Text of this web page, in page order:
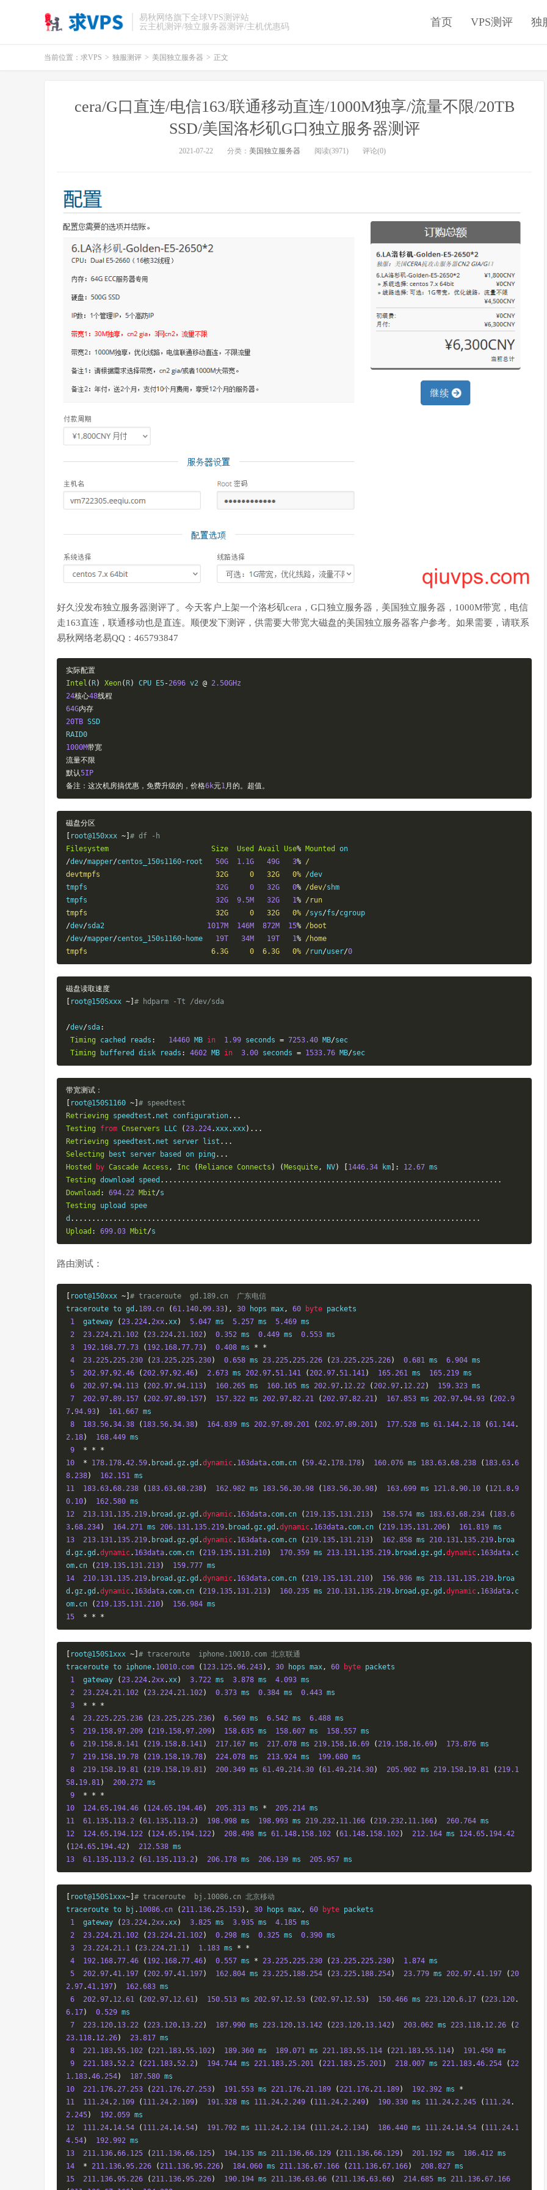
易秋网络旗下全球VPS测评站
云主机测评/独立服务器测评/主机优惠码
首页 VPS测评 独
当前位置： 求VPS > 独服测评 > 美国独立服务器 > 正文
cera/G口直连/电信163/联通移动直连/1000M独享/流量不限/20TB
SSD/美国洛杉矶G口独立服务器测评
2021-07-22 分类： 美国独立服务器 阅读(3971) 评论(0)
好久没发布独立服务器测评了。今天客户上架一个洛杉矶cera，G口独立服务器，美国独立服务器，1000M带宽，电信
走163直连，联通移动也是直连。顺便发下测评，供需要大带宽大磁盘的美国独立服务器客户参考。如果需要，请联系
易秋网络老易QQ：465793847
实际配置
Intel ( R) Xeon( R) CPU E5-2696 v2 @ 2.50GHz
24核心48线程
64G内存
20TB SSD
1000M带宽
流量不限
默认5IP
备注：这次机房搞优惠，免费升级的，价格6k元1月的。超值。
磁盘分区
root@150xxx ~] # df -h
Filesystem
Size Used Avail Use% Mounted
/dev/mapper/centos_150s1160- root 50G 1.1G 49G 3% /
devtmpfs                           32G     0   32G   0% /dev
tmpfs 32G 0 32G 0% /dev/shm
tmpfs 32G 9.5M 32G 1% /run
tmpfs                              32G     0   32G   0% /sys/fs/
/dev/sda2 1017M 146M 872M 15% /boot
/dev/mapper/centos_150s1160- home 19T 34M 19T 1% /home
tmpfs                             6.3G     0  6.3G   0% / run/user/0
磁盘读取速度
root@150Sxxx ~] # hdparm -Tt /dev/sda
/dev/sda:
Timing cached reads : 14460 MB in 1.99 seconds = 7253.40 MB/sec
Timing buffered disk reads : 4602 MB in 3.00 seconds = 1533.76 MB/sec
带宽测试：
root@150S1160 ~] # speedtest
Retrieving speedtest . net configuration...
Testing
from Cnservers LLC (23.224.xxx.xxx)...
Retrieving speedtest . net server list ...
Selecting best server based on ping ...
Hosted
by Cascade Access , Inc ( Reliance Connects ) ( Mesquite, NV) 1446.34 km ]: 12.67
Testing download speed ................................................................................
Download : 694.22 Mbit/
Testing upload spee
d ................................................................................................
Upload : 699.03 Mbit/s
路由测试：
root@150xxx ~] # traceroute  gd.189.cn  广东电信
traceroute to gd . 189.cn (61.140.99.33), 30 hops max, 60 byte packets
1
  gateway
(23.224.2xx.xx) 5.047 ms 5.257 ms 5.469 ms
2
23.224.21.102 (23.224.21.102) 0.352 ms 0.449 ms 0.553 ms
3
192.168.77.73 ( 192.168.77.73) 0.408 ms *
*
4
23.225.225.230 (23.225.225.230) 0.658 ms 23.225.225.226 (23.225.225.226) 0.681 ms 6.904 ms
5
202.97.92.46 (202.97.92.46) 2.673 ms 202.97.51.141 (202.97.51.141) 165.261 ms 165.219 ms
6
202.97.94.113 (202.97.94.113) 160.265 ms 160.165 ms 202.97. 12.22 (202.97. 12.22) 159.323 ms
7
202.97.89.157 (202.97.89.157) 157.322 ms 202.97.82.21 (202.97.82.21) 167.853 ms 202.97.94.93 (202.9
7.94.93) 161.667 ms
8
183.56.34.38 ( 183.56.34.38) 164.839 ms 202.97.89.201 (202.97.89.201) 177.528 ms 61.144.2.18 (61.144.
2.18) 168.449 ms
9
* *
*
10
* 178.178.42.59. broad .gz .gd .dynamic. 163data. com. cn (59.42. 178.178) 160.076 ms 183.63.68.238 ( 183.63.6
8.238) 162.151
11
183.63.68.238 ( 183.63.68.238) 162.982 ms 183.56.30.98 ( 183.56.30.98) 163.699 ms 121.8.90.10 ( 121.8.9
0.10) 162.580
12
213.131. 135.219. broad .gz .gd .dynamic. 163data. com. cn (219.135. 131.213) 158.574 ms 183.63.68.234 ( 183.6
3.68.234) 164.271 ms 206.131. 135.219. broad .gz .gd .dynamic. 163data. com. cn (219.135. 131.206) 161.819
13
213.131. 135.219. broad .gz .gd .dynamic. 163data. com. cn (219.135. 131.213) 162.858 ms 210.131. 135.219. broa
d .gz .gd .dynamic. 163data. com. cn (219.135. 131.210) 170.359 ms 213.131. 135.219. broad .gz .gd .dynamic. 163data. c
om. cn (219.135. 131.213) 159.777
14
210.131. 135.219. broad .gz .gd .dynamic. 163data. com. cn (219.135. 131.210) 156.936 ms 213.131. 135.219. broa
d .gz .gd .dynamic. 163data. com. cn (219.135. 131.213) 160.235 ms 210.131. 135.219. broad .gz .gd .dynamic. 163data. c
om. cn (219.135. 131.210) 156.984
15
* * *
root@150S1xxx ~] # traceroute  iphone.10010.com 北京联通
traceroute to iphone. 10010.com ( 123.125.96.243), 30 hops max, 60 byte packets
1
  gateway
(23.224.2xx.xx) 3.722 ms 3.878 ms 4.093 ms
2
23.224.21.102 (23.224.21.102) 0.373 ms 0.384 ms 0.443 ms
3
* *
*
4
23.225.225.236 (23.225.225.236) 6.569 ms 6.542 ms 6.488 ms
5
219.158.97.209 (219.158.97.209) 158.635 ms 158.607 ms 158.557 ms
6
219.158.8.141 (219.158.8.141) 217.167 ms 217.078 ms 219.158. 16.69 (219.158. 16.69) 173.876 ms
7
219.158. 19.78 (219.158. 19.78) 224.078 ms 213.924 ms 199.680 ms
8
219.158. 19.81 (219.158. 19.81) 200.349 ms 61.49.214.30 (61.49.214.30) 205.902 ms 219.158. 19.81 (219.1
58. 19.81) 200.272 ms
9
* *
*
10
124.65. 194.46 ( 124.65. 194.46) 205.313 ms * 205.214
11
61.135. 113.2 (61.135. 113.2) 198.998 ms 198.993 ms 219.232. 11.166 (219.232. 11.166) 260.764
12
124.65. 194.122 ( 124.65. 194.122) 208.498 ms 61.148. 158.102 (61.148. 158.102) 212.164 ms 124.65. 194.42
( 124.65. 194.42) 212.538
13
61.135. 113.2 (61.135. 113.2) 206.178 ms 206.139 ms 205.957 ms
root@150S1xxx~] # traceroute  bj.10086.cn 北京移动
traceroute to bj . 10086.cn (211.136.25.153), 30 hops max, 60 byte packets
1
  gateway
(23.224.2xx.xx) 3.825 ms 3.935 ms 4.185 ms
2
23.224.21.102 (23.224.21.102) 0.298 ms 0.325 ms 0.390 ms
3
23.224.21.1 (23.224.21.1) 1.183 ms *
*
4
192.168.77.46 ( 192.168.77.46) 0.557 ms * 23.225.225.230 (23.225.225.230) 1.874 ms
5
202.97.41.197 (202.97.41.197) 162.804 ms 23.225. 188.254 (23.225. 188.254) 23.779 ms 202.97.41.197 (20
2.97.41.197) 162.683 ms
6
202.97. 12.61 (202.97. 12.61) 150.513 ms 202.97. 12.53 (202.97. 12.53) 150.466 ms 223.120.6.17 (223.120.
6.17) 0.529 ms
7
223.120. 13.22 (223.120. 13.22) 187.990 ms 223.120. 13.142 (223.120. 13.142) 203.062 ms 223.118. 12.26 (2
23.118. 12.26) 23.817 ms
8
221.183.55.102 (221.183.55.102) 189.360 ms 189.071 ms 221.183.55.114 (221.183.55.114) 191.450 ms
9
221.183.52.2 (221.183.52.2) 194.744 ms 221.183.25.201 (221.183.25.201) 218.007 ms 221.183.46.254 (22
1.183.46.254) 187.580
10
221.176.27.253 (221.176.27.253) 191.553 ms 221.176.21.189 (221.176.21.189) 192.392 ms *
11
111.24.2.109 ( 111.24.2.109) 191.328 ms 111.24.2.249 ( 111.24.2.249) 190.330 ms 111.24.2.245 ( 111.24.
2.245) 192.059
12
111.24. 14.54 ( 111.24. 14.54) 191.792 ms 111.24.2.134 ( 111.24.2.134) 186.440 ms 111.24. 14.54 ( 111.24. 1
4.54) 192.992
13
211.136.66.125 (211.136.66.125) 194.135 ms 211.136.66.129 (211.136.66.129) 201.192 ms 186.412
14
* 211.136.95.226 (211.136.95.226) 184.060 ms 211.136.67.166 (211.136.67.166) 208.827
15
211.136.95.226 (211.136.95.226) 190.194 ms 211.136.63.66 (211.136.63.66) 214.685 ms 211.136.67.166